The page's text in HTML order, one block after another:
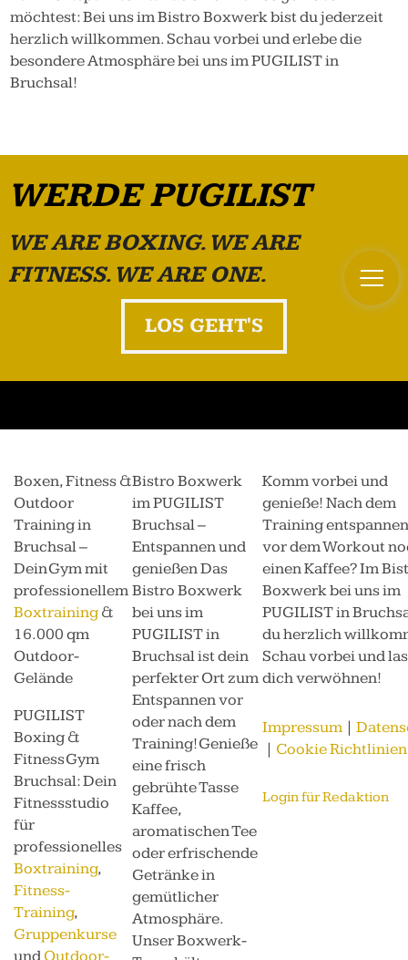
möchtest: Bei uns im Bistro Boxwerk bist du jederzeit
herzlich willkommen. Schau vorbei und erlebe die
besondere Atmosphäre bei uns im PUGILIST in
Bruchsal!
WERDE PUGILIST
WE ARE BOXING. WE ARE
FITNESS. WE ARE ONE.
LOS GEHT'S
Boxen, Fitness &
Outdoor
Training in
Bruchsal –
Dein Gym mit
professionellem
Boxtraining&
16.000 qm
Outdoor-
Gelände
PUGILIST
Boxing &
Fitness Gym
Bruchsal: Dein
Fitnessstudio
für
professionelles
Boxtraining,
Fitness-
Training,
Gruppenkurse
Bistro Boxwerk
im PUGILIST
Bruchsal –
Entspannen und
genießen Das
Bistro Boxwerk
bei uns im
PUGILIST in
Bruchsal ist dein
perfekter Ort zum
Entspannen vor
oder nach dem
Training! Genieße
eine frisch
gebrühte Tasse
Kaffee,
aromatischen Tee
oder erfrischende
Getränke in
gemütlicher
Atmosphäre.
Unser Boxwerk-
Komm vorbei und
genieße! Nach dem
Training
vor dem Workout
einen Kaffee? Im
Boxwerk bei uns im
PUGILIST in
du herzlich
Schau vorbei und
dich verwöhnen!
Impressum |
| Cookie Richtlinien
Login für Redaktion